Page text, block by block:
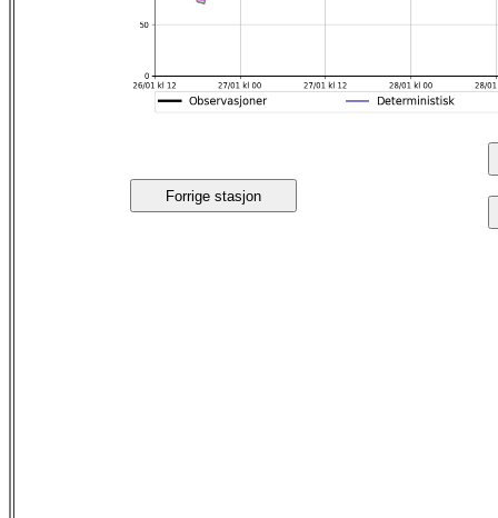
Forrige stasjon